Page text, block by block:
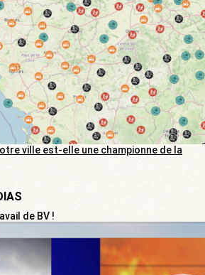
ville est-elle une championne de la
de BV !